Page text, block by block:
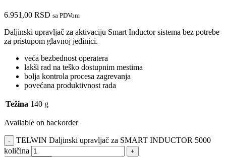
6.951,00 RSD sa PDVom
Daljinski upravljač za aktivaciju Smart Inductor sistema bez potrebe
za pristupom glavnoj jedinici.
veća bezbednost operatera
lakši rad na teško dostupnim mestima
bolja kontrola procesa zagrevanja
povećana produktivnost rada
Težina 140 g
Available on backorder
TELWIN Daljinski upravljač za SMART INDUCTOR 5000
količina